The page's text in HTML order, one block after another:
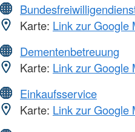
Karte: Link zur Google
Dementenbetreuung
Karte: Link zur Google
Einkaufsservice
Karte: Link zur Google